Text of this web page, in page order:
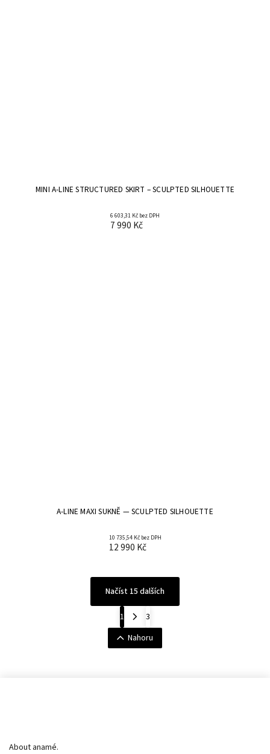
MINI A-LINE STRUCTURED SKIRT – SCULPTED SILHOUETTE
6 603,31 Kč bez DPH
7 990 Kč
A-LINE MAXI SUKNĚ — SCULPTED SILHOUETTE
10 735,54 Kč bez DPH
12 990 Kč
Načíst 15 dalších
1
3
Nahoru
About anamé.